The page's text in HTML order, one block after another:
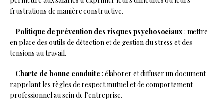
frustrations de manière constructive.
– Politique de prévention des risques psychosociaux : mettre
en place des outils de détection et de gestion du stress et des
tensions au travail.
– Charte de bonne conduite : élaborer et diffuser un document
rappelant les règles de respect mutuel et de comportement
professionnel au sein de l’entreprise.